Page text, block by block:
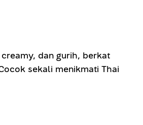
dan gurih, berkat
sekali menikmati Thai